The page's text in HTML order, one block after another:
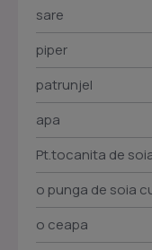
sare
piper
patrunjel
apa
Pt.tocanita de
o punga de soia
o ceapa